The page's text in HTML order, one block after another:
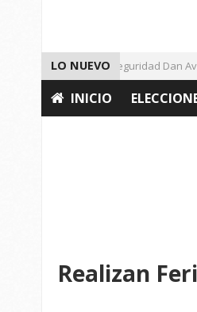
LO NUEVO
Autoridades de Seguridad Dan
INICIO
Realizan